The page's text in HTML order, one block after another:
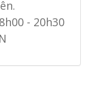
- 20h30